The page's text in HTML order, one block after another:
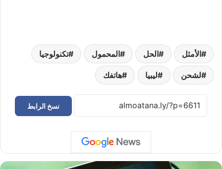
الأمثل الحل المحمول تكنولوجيا
لشحن ليبيا هاتفك
نسخ الرابط